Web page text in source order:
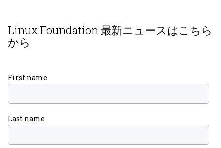
Linux Foundation 最新ニュースはこちら
から
First name
Last name